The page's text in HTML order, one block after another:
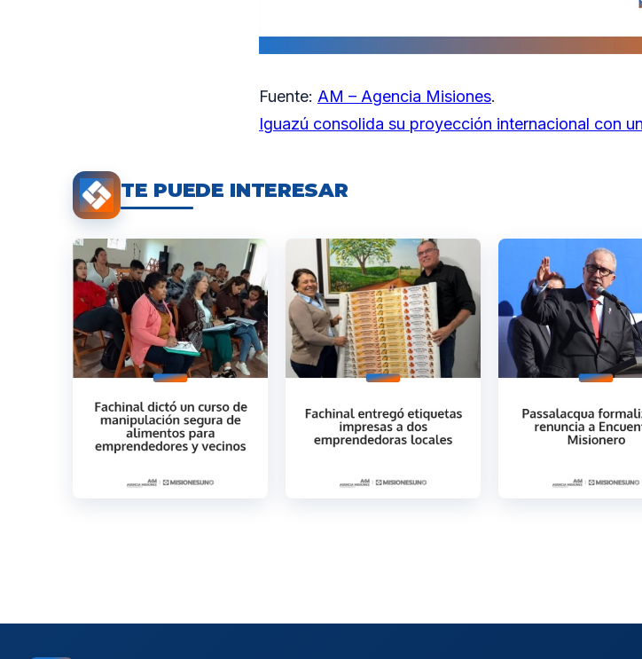
Fuente: AM – Agencia Misiones.
Iguazú consolida su proyección internacional con
TE PUEDE INTERESAR